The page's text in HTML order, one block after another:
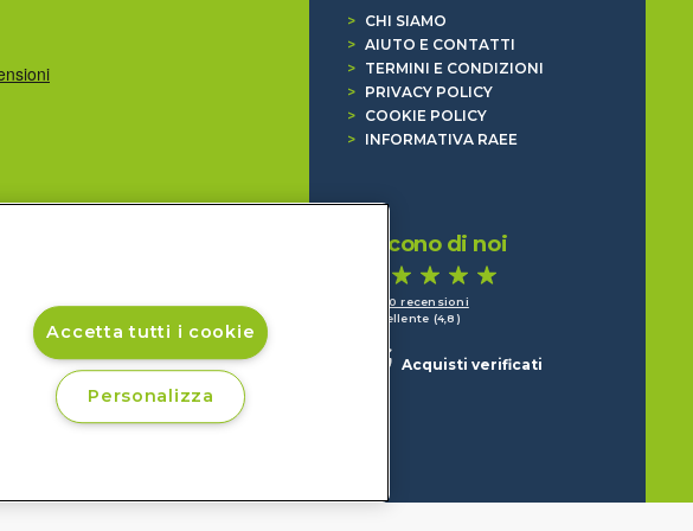
>
CHI SIAMO
> AIUTO E CONTATTI
>
TERMINI E CONDIZIONI
>
PRIVACY POLICY
>
COOKIE POLICY
>
INFORMATIVA RAEE
Dicono di noi
1.640 recensioni
Eccellente (4,8)
Acquisti verificati
Accetta tutti i cookie
Personalizza